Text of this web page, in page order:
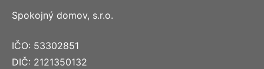
Spokojný domov, s.r.o.
IČO: 53302851
DIČ: 2121350132